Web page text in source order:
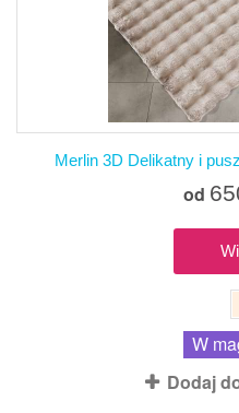
Merlin 3D Delikatny i
od
W
Dodaj